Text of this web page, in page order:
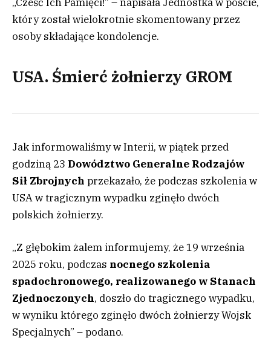
który został wielokrotnie skomentowany przez
osoby składające kondolencje.
USA. Śmierć żołnierzy GROM
Jak informowaliśmy w Interii, w piątek przed
godziną 23 Dowództwo Generalne Rodzajów
Sił Zbrojnych przekazało, że podczas szkolenia w
USA w tragicznym wypadku zginęło dwóch
polskich żołnierzy.
„Z głębokim żalem informujemy, że 19 września
2025 roku, podczas nocnego szkolenia
spadochronowego, realizowanego w Stanach
Zjednoczonych, doszło do tragicznego wypadku,
w wyniku którego zginęło dwóch żołnierzy Wojsk
Specjalnych” – podano.